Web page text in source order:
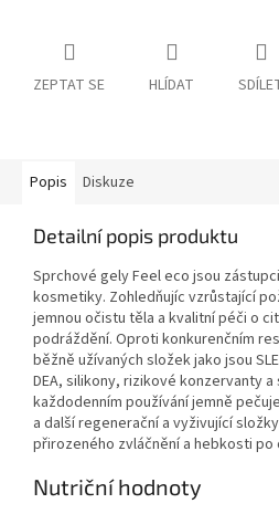
ZEPTAT SE HLÍDAT
Popis Diskuze
Detailní popis produktu
Sprchové gely Feel eco jsou
kosmetiky. Zohledňujíc vzrůstající
jemnou očistu těla a kvalitní péči o
podráždění. Oproti konkurenčním
běžně užívaných složek jako jsou
DEA, silikony, rizikové konzervanty
každodenním používání jemně
a další regenerační a vyživující
přirozeného zvláčnění a hebkosti po
Nutriční hodnoty